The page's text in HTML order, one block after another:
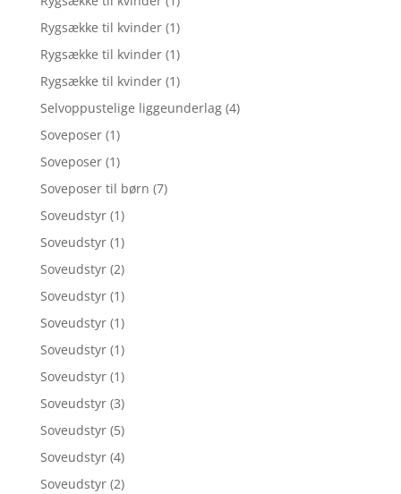
Rygsække til kvinder (1)
Rygsække til kvinder (1)
Rygsække til kvinder (1)
Selvoppustelige liggeunderlag (4)
Soveposer (1)
Soveposer (1)
Soveposer til børn (7)
Soveudstyr (1)
Soveudstyr (1)
Soveudstyr (2)
Soveudstyr (1)
Soveudstyr (1)
Soveudstyr (1)
Soveudstyr (1)
Soveudstyr (3)
Soveudstyr (5)
Soveudstyr (4)
Soveudstyr (2)